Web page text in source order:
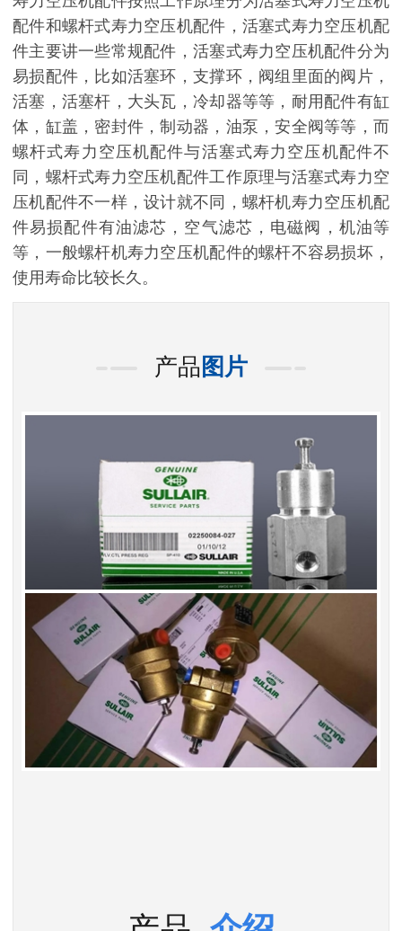
配件和螺杆式寿力空压机配件，活塞式寿力空压机配
件主要讲一些常规配件，活塞式寿力空压机配件分为
易损配件，比如活塞环，支撑环，阀组里面的阀片，
活塞，活塞杆，大头瓦，冷却器等等，耐用配件有缸
体，缸盖，密封件，制动器，油泵，安全阀等等，而
螺杆式寿力空压机配件与活塞式寿力空压机配件不
同，螺杆式寿力空压机配件工作原理与活塞式寿力空
压机配件不一样，设计就不同，螺杆机寿力空压机配
件易损配件有油滤芯，空气滤芯，电磁阀，机油等
等，一般螺杆机寿力空压机配件的螺杆不容易损坏，
使用寿命比较长久。
产品 图片